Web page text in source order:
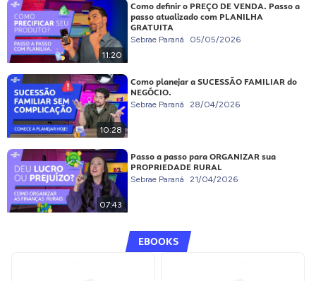
11:20
Como definir o PREÇO DE VENDA. Passo a
passo atualizado com PLANILHA
GRATUITA
Sebrae Paraná 05/05/2026
10:28
Como planejar a SUCESSÃO FAMILIAR do
NEGÓCIO.
Sebrae Paraná 28/04/2026
07:43
Passo a passo para ORGANIZAR sua
PROPRIEDADE RURAL
Sebrae Paraná 21/04/2026
EBOOKS